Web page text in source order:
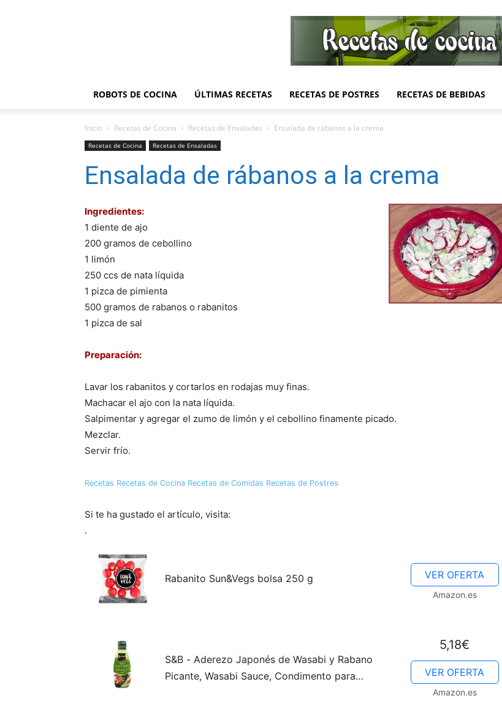
de
Cocina
Cocina
Online
ROBOTS DE COCINA ÚLTIMAS RECETAS RECETAS DE POSTRES RECETAS DE BEBIDAS
Inicio Recetas de Cocina Recetas de Ensaladas Ensalada de rábanos a la crema
Recetas de Cocina Recetas de Ensaladas
Ensalada de rábanos a la crema
Ingredientes:
1 diente de ajo
200 gramos de cebollino
1 limón
250 ccs de nata líquida
1 pizca de pimienta
500 gramos de rabanos o rabanitos
1 pizca de sal
Preparación:
Lavar los rabanitos y cortarlos en rodajas muy finas.
Machacar el ajo con la nata líquida.
Salpimentar y agregar el zumo de limón y el cebollino finamente picado.
Mezclar.
Servir frío.
Recetas Recetas de Cocina Recetas de Comidas Recetas de Postres
Si te ha gustado el artículo, visita:
.
Rabanito Sun&Vegs bolsa 250 g VER OFERTA
Amazon.es
S&B - Aderezo Japonés de Wasabi y Rabano
Picante, Wasabi Sauce, Condimento para
5,18€
VER OFERTA
Amazon.es